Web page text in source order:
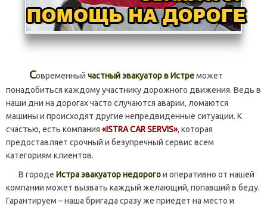
Современный частный эвакуатор в Истреможет
понадобиться каждому участнику дорожного движения. Ведь в
наши дни на дорогах часто случаются аварии, ломаются
машины и происходят другие непредвиденные ситуации. К
счастью, есть компания «ISTRA CAR SERVIS», которая
предоставляет срочный и безупречный сервис всем
категориям клиентов.
В городе Истра эвакуатор недорогои оперативно от нашей
компании может вызвать каждый желающий, попавший в беду.
Гарантируем – наша бригада сразу же приедет на место и